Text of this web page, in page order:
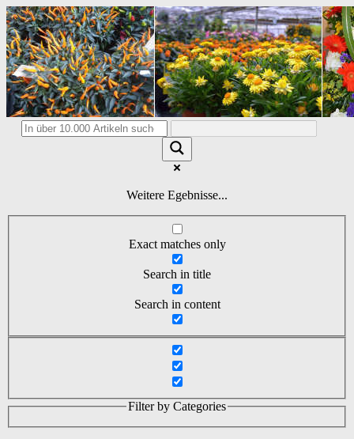
Weitere Egebnisse...
Exact matches only
Search in title
Search in content
Filter by Categories